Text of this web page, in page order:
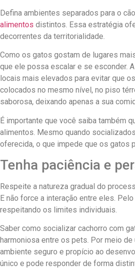
Defina ambientes separados para o
alimentos distintos. Essa estratégia
decorrentes da territorialidade.
Como os gatos gostam de lugares
que ele possa escalar e se esconder.
locais mais elevados para evitar que
colocados no mesmo nível, no piso
saborosa, deixando apenas a sua
É importante que você saiba também
alimentos. Mesmo quando
oferecida, o que impede que os gatos
Tenha paciência e
Respeite a natureza gradual do
E não force a interação entre eles.
respeitando os limites individuais.
Saber como socializar cachorro com
harmoniosa entre os pets. Por meio
ambiente seguro e propício ao
único e pode responder de forma